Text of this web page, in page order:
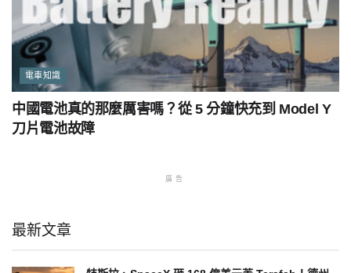
電車知識
中國電池真的那麼厲害嗎？從 5 分鐘快充到 Model Y
刀片電池故障
廣告
最新文章